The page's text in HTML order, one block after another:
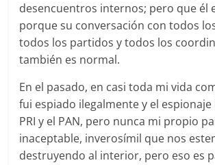
desencuentros internos; pero que él
porque su conversación con todos
todos los partidos y todos los
también es normal.
En el pasado, en casi toda mi vida
fui espiado ilegalmente y el
PRI y el PAN, pero nunca mi propio
inaceptable, inverosímil que nos
destruyendo al interior, pero eso es